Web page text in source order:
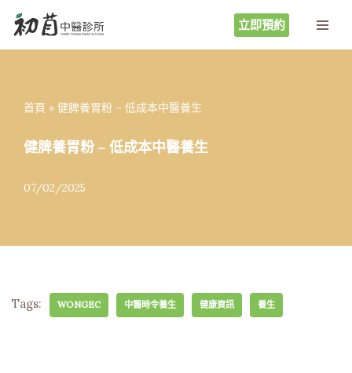
立即預約
首頁 » 健脾養胃粉 – 低成本中醫養生
健脾養胃粉 – 低成本中醫養生
07/02/2025
Tags: WONGEC 中醫時令養生 健康資訊 養生